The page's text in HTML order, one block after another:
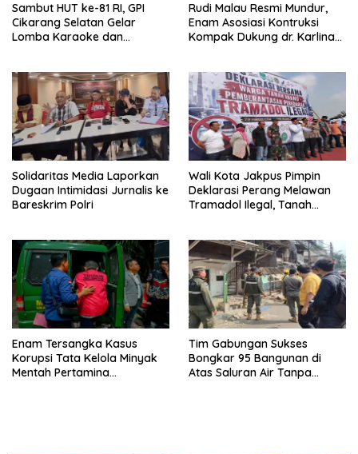
Sambut HUT ke-81 RI, GPI
Cikarang Selatan Gelar
Lomba Karaoke dan
Rudi Malau Resmi Mundur,
Enam Asosiasi Kontruksi
Kompak Dukung dr. Karlina
Solidaritas Media Laporkan
Dugaan Intimidasi Jurnalis ke
Bareskrim Polri
Wali Kota Jakpus Pimpin
Deklarasi Perang Melawan
Tramadol Ilegal, Tanah
Enam Tersangka Kasus
Korupsi Tata Kelola Minyak
Mentah Pertamina
Tim Gabungan Sukses
Bongkar 95 Bangunan di
Atas Saluran Air Tanpa